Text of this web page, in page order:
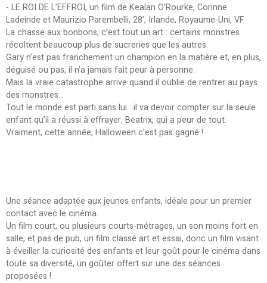
- LE ROI DE L’EFFROI, un film de Kealan O’Rourke, Corinne
Ladeinde et Maurizio Parembelli, 28’, Irlande, Royaume-Uni, VF
La chasse aux bonbons, c’est tout un art : certains monstres
récoltent beaucoup plus de sucreries que les autres.
Gary n’est pas franchement un champion en la matière et, en plus,
déguisé ou pas, il n’a jamais fait peur à personne.
Mais la vraie catastrophe arrive quand il oublie de rentrer au pays
des monstres…
Tout le monde est parti sans lui : il va devoir compter sur la seule
enfant qu’il a réussi à effrayer, Beatrix, qui a peur de tout.
Vraiment, cette année, Halloween c’est pas gagné !
Une séance adaptée aux jeunes enfants, idéale pour un premier
contact avec le cinéma.
Un film court, ou plusieurs courts-métrages, un son moins fort en
salle, et pas de pub, un film classé art et essai, donc un film visant
à éveiller la curiosité des enfants et leur goût pour le cinéma dans
toute sa diversité, un goûter offert sur une des séances
proposées !